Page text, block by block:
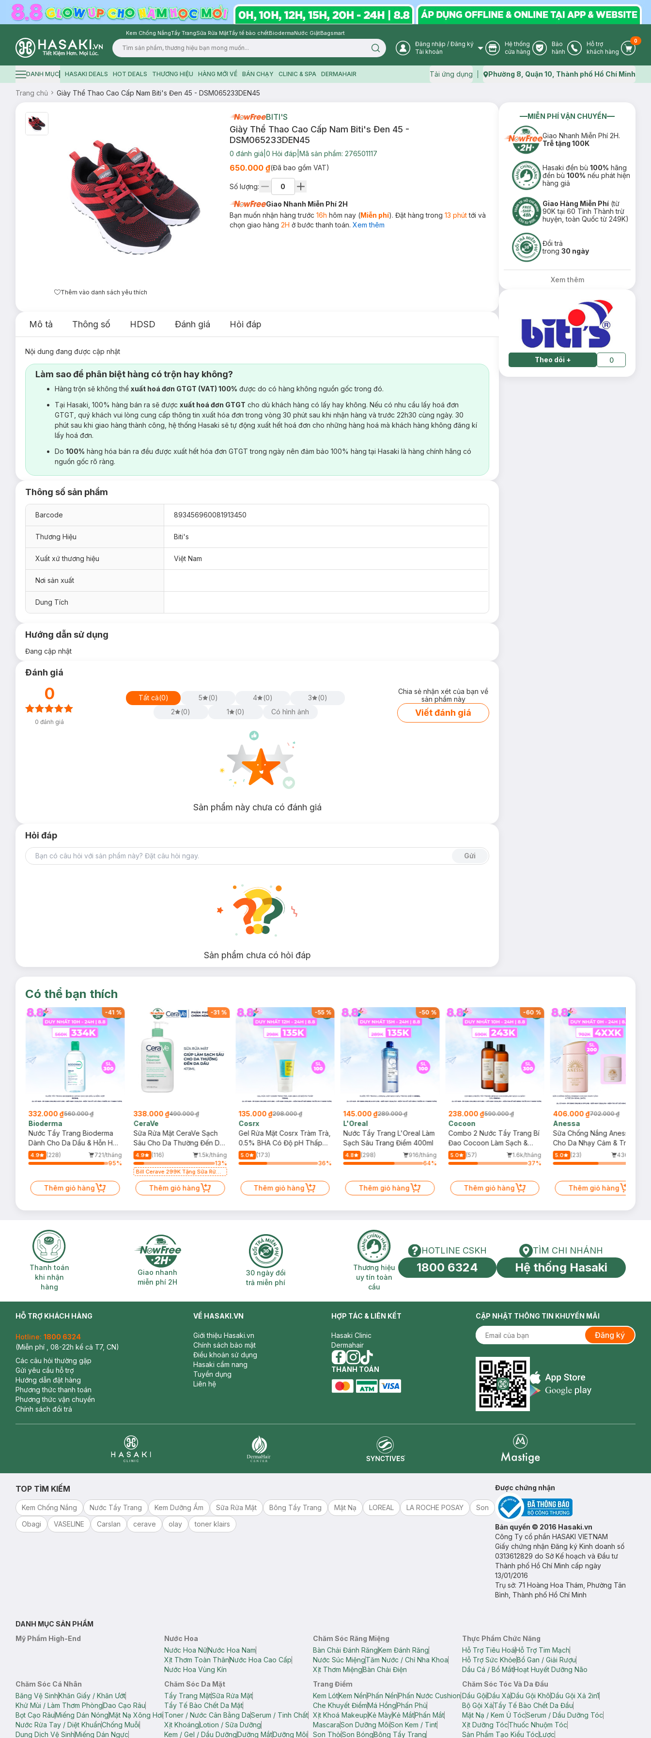
Kem Chống NắngTẩy TrangSữa Rửa MặtTẩy tế bào chếtBiodermaNước GiặtBagsmart
Logo
Search icon User Icon
Đăng nhập / Đăng ký
Tài khoản
Store Icon
Hệ thống
cửa hàng
Warranty Icon
Bảo
hành
Phone Icon
Hỗ trợ
khách hàng
Cart
0
Hamburger icon
DANH MỤC HASAKI DEALS HOT DEALS THƯƠNG HIỆU HÀNG MỚI VỀ BÁN CHẠY CLINIC & SPA DERMAHAIR Tải ứng dụng Map icon
Phường 8, Quận 10, Thành phố Hồ Chí Minh
Trang chủ Giày Thể Thao Cao Cấp Nam Biti's Đen 45 - DSM065233DEN45
Thêm vào danh sách yêu thích
BITI'S
Giày Thể Thao Cao Cấp Nam Biti's Đen 45 -
DSM065233DEN45
0 đánh giá 0 Hỏi đáp Mã sản phẩm: 276501117
650.000 ₫(Đã bao gồm VAT)
Số lượng:
Giao Nhanh Miễn Phí 2H
Bạn muốn nhận hàng trước 16h hôm nay (Miễn phí). Đặt hàng trong 13 phúttới và
chọn giao hàng 2H ở bước thanh toán. Xem thêm
Mô tả Thông số HDSD Đánh giá Hỏi đáp
Nội dung đang được cập nhật
Làm sao để phân biệt hàng có trộn hay không?
Hàng trộn sẽ không thể xuất hoá đơn GTGT (VAT) 100% được do có hàng không nguồn gốc trong đó.
Tại Hasaki, 100% hàng bán ra sẽ được xuất hoá đơn GTGT cho dù khách hàng có lấy hay không. Nếu có nhu cầu lấy hoá đơn
GTGT, quý khách vui lòng cung cấp thông tin xuất hóa đơn trong vòng 30 phút sau khi nhận hàng và trước 22h30 cùng ngày. 30
phút sau khi giao hàng thành công, hệ thống Hasaki sẽ tự động xuất hết hoá đơn cho những hàng hoá mà khách hàng không đăng kí
lấy hoá đơn.
Do 100% hàng hóa bán ra đều được xuất hết hóa đơn GTGT trong ngày nên đảm bảo 100% hàng tại Hasaki là hàng chính hãng có
nguồn gốc rõ ràng.
Thông số sản phẩm
Barcode 893456960081913450
Thương Hiệu Biti's
Xuất xứ thương hiệu Việt Nam
Nơi sản xuất
Dung Tích
Hướng dẫn sử dụng
Đang cập nhật
Đánh giá
0
0 đánh giá
Tất cả(0) 5 (0) 4 (0) 3 (0)
2
(0) 1 (0) Có hình ảnh
Chia sẻ nhận xét của bạn về
sản phẩm này
Viết đánh giá
Sản phẩm này chưa có đánh giá
Hỏi đáp
Gửi
Sản phẩm chưa có hỏi đáp
MIỄN PHÍ VẬN CHUYỂN
Giao Nhanh Miễn Phí 2H.
Trễ tặng 100K
Hasaki đền bù100% hãng
đền bù100% nếu phát hiện
hàng giả
Giao Hàng Miễn Phí (từ
90K tại 60 Tỉnh Thành trừ
huyện, toàn Quốc từ 249K)
Đổi trả
trong30 ngày
Xem thêm
Theo dõi + 0
Có thể bạn thích
-41 %
332.000 ₫560.000 ₫
Bioderma
Nước Tẩy Trang Bioderma
Dành Cho Da Dầu & Hỗn Hợp
500ml
4.9 (228)
721/tháng
95%
Thêm giỏ hàng
-31 %
338.000 ₫490.000 ₫
CeraVe
Sữa Rửa Mặt CeraVe Sạch
Sâu Cho Da Thường Đến Da
Dầu 473ml
4.9 (116)
1.5k/tháng
13%
Bill Cerave 299K Tặng Sữa Rửa
Mặt Cerave 30ml (SL có hạn)
Thêm giỏ hàng
-55%
135.000 ₫298.000 ₫
Cosrx
Gel Rửa Mặt Cosrx Tràm Trà,
0.5% BHA Có Độ pH Thấp
150ml
5.0
(173)
36%
Thêm giỏ hàng
-50 %
145.000 ₫289.000 ₫
L'Oreal
Nước Tẩy Trang L'Oreal Làm
Sạch Sâu Trang Điểm 400ml
4.8 (298)
916/tháng
64%
Thêm giỏ hàng
-60 %
238.000 ₫590.000 ₫
Cocoon
Combo 2 Nước Tẩy Trang Bí
Đao Cocoon Làm Sạch &
Giảm Dầu 500ml
5.0 (57)
1.6k/tháng
37%
Thêm giỏ hàng
406.000 ₫702.000 ₫
Anessa
Sữa Chống Nắng Anessa
Cho Da Nhạy Cảm & Trẻ Em
60ml (Mới)
5.0 (23)
436/tháng
Thêm giỏ hàng
Thanh toán khi nhận hàng
Thanh toán
khi nhận
hàng
Giao nhanh miễn phí 2H
Giao nhanh
miễn phí 2H
30 ngày đổi trả miễn phí
30 ngày đổi
trả miễn phí
Thương hiệu uy tín toàn cầu
Thương hiệu
uy tín toàn
cầu
HOTLINE CSKH
HOTLINE CSKH
1800 6324
Tìm chi nhánh
TÌM CHI NHÁNH
Hệ thống Hasaki
HỖ TRỢ KHÁCH HÀNG
Hotline: 1800 6324
(Miễn phí , 08-22h kể cả T7, CN)
Các câu hỏi thường gặp
Gửi yêu cầu hỗ trợ
Hướng dẫn đặt hàng
Phương thức thanh toán
Phương thức vận chuyển
Chính sách đổi trả
VỀ HASAKI.VN
Giới thiệu Hasaki.vn
Chính sách bảo mật
Điều khoản sử dụng
Hasaki cẩm nang
Tuyển dụng
Liên hệ
HỢP TÁC & LIÊN KẾT
Hasaki Clinic
Dermahair
facebook
instagram
tiktok
THANH TOÁN
CẬP NHẬT THÔNG TIN KHUYẾN MÃI
Đăng ký
Appstore icon
TOP TÌM KIẾM
Kem Chống Nắng Nước Tẩy Trang Kem Dưỡng Ẩm Sữa Rửa Mặt Bông Tẩy Trang Mặt Nạ LOREAL LA ROCHE POSAY
Son
Obagi
VASELINE Carslan cerave olay toner klairs
Được chứng nhận
Bản quyền © 2016 Hasaki.vn
Công Ty cổ phần HASAKI VIETNAM
Giấy chứng nhận Đăng ký Kinh doanh số
0313612829 do Sở Kế hoạch và Đầu tư
Thành phố Hồ Chí Minh cấp ngày
13/01/2016
Trụ sở: 71 Hoàng Hoa Thám, Phường Tân
Bình, Thành phố Hồ Chí Minh
DANH MỤC SẢN PHẨM
Mỹ Phẩm High-End
Nước Hoa
Nước Hoa NữNước Hoa Nam
Xịt Thơm Toàn ThânNước Hoa Cao Cấp
Nước Hoa Vùng Kín
Chăm Sóc Răng Miệng
Bàn Chải Đánh RăngKem Đánh Răng
Nước Súc MiệngTăm Nước / Chỉ Nha Khoa
Xịt Thơm MiệngBàn Chải Điện
Thực Phẩm Chức Năng
Hỗ Trợ Tiêu HoáHỗ Trợ Tim Mạch
Hỗ Trợ Sức KhỏeBổ Gan / Giải Rượu
Dầu Cá / Bổ MắtHoạt Huyết Dưỡng Não
Chăm Sóc Cá Nhân
Băng Vệ SinhKhăn Giấy / Khăn Ướt
Khử Mùi / Làm Thơm PhòngDao Cạo Râu
Bọt Cạo RâuMiếng Dán NóngMặt Nạ Xông Hơi
Nước Rửa Tay / Diệt KhuẩnChống Muỗi
Dung Dịch Vệ SinhMiếng Dán Ngực
Chăm Sóc Da Mặt
Tẩy Trang MặtSữa Rửa Mặt
Tẩy Tế Bào Chết Da Mặt
Toner / Nước Cân Bằng DaSerum / Tinh Chất
Xịt KhoángLotion / Sữa Dưỡng
Kem / Gel / Dầu DưỡngDưỡng MắtDưỡng Môi
Trang Điểm
Kem LótKem NềnPhấn NềnPhấn Nước Cushion
Che Khuyết ĐiểmMá HồngPhấn Phủ
Xịt Khoá MakeupKẻ MàyKẻ MắtPhấn Mắt
MascaraSon Dưỡng MôiSon Kem / Tint
Son ThỏiSon BóngBông Tẩy Trang
Chăm Sóc Tóc Và Da Đầu
Dầu GộiDầu XảDầu Gội KhôDầu Gội Xả 2in1
Bộ Gội XảTẩy Tế Bào Chết Da Đầu
Mặt Nạ / Kem Ủ TócSerum / Dầu Dưỡng Tóc
Xịt Dưỡng TócThuốc Nhuộm Tóc
Sản Phẩm Tạo Kiểu TócLược